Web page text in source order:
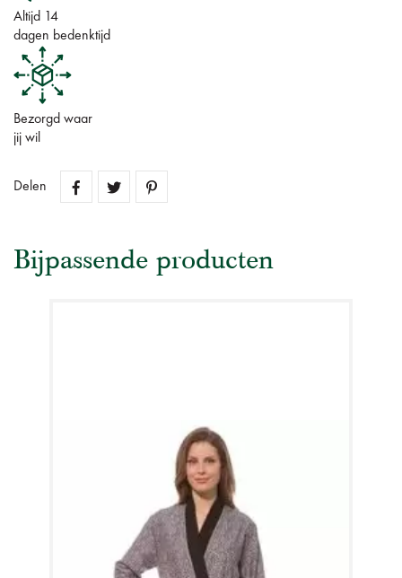
Altijd 14
dagen bedenktijd
Bezorgd waar
jij wil
Delen
Bijpassende producten